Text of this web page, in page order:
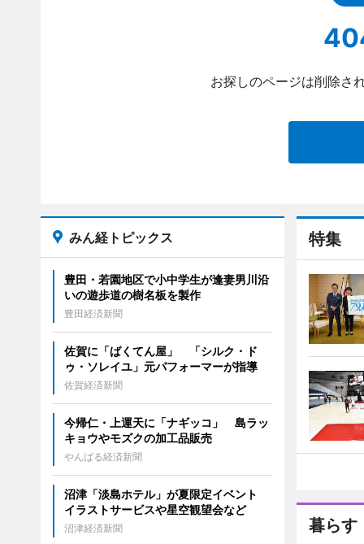
お探しのページは削除さ
特集
暮らす
みん経トピックス
豊田・若園地区で小中学生が逢妻男川沿
いの遊歩道の樹名板を製作
豊田経済新聞
佐賀に「ばくてん屋」 「シルク・ド
ゥ・ソレイユ」元パフォーマーが指導
佐賀経済新聞
今帰仁・上運天に「ナギッコ」 島ラッ
キョウやモズクの加工品販売
やんばる経済新聞
沼津「淡島ホテル」が夏限定イベント
イラストサービスや星空観望会など
沼津経済新聞